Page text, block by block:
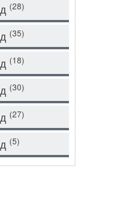
(28)
(35)
(18)
(30)
(27)
(5)